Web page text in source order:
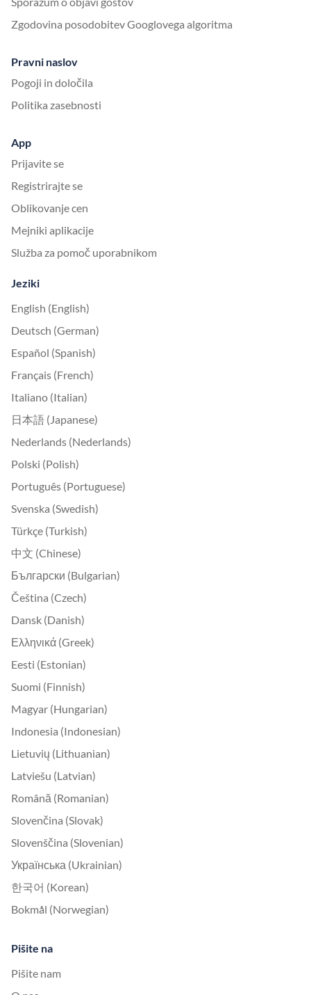
Zgodovina posodobitev Googlovega algoritma
Pravni naslov
Pogoji in določila
Politika zasebnosti
App
Prijavite se
Registrirajte se
Oblikovanje cen
Mejniki aplikacije
Služba za pomoč uporabnikom
Jeziki
English (English)
Deutsch (German)
Español (Spanish)
Français (French)
Italiano (Italian)
日本語 (Japanese)
Nederlands (Nederlands)
Polski (Polish)
Português (Portuguese)
Svenska (Swedish)
Türkçe (Turkish)
中文 (Chinese)
Български (Bulgarian)
Čeština (Czech)
Dansk (Danish)
Ελληνικά (Greek)
Eesti (Estonian)
Suomi (Finnish)
Magyar (Hungarian)
Indonesia (Indonesian)
Lietuvių (Lithuanian)
Latviešu (Latvian)
Română (Romanian)
Slovenčina (Slovak)
Slovenščina (Slovenian)
Українська (Ukrainian)
한국어 (Korean)
Bokmål (Norwegian)
Pišite na
Pišite nam